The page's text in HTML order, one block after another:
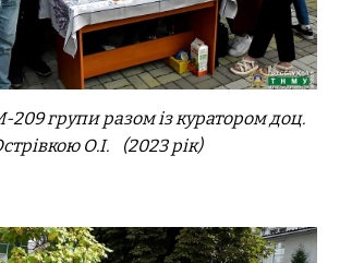
209групи разом із куратором доц.
О.І.
(2023 рік)